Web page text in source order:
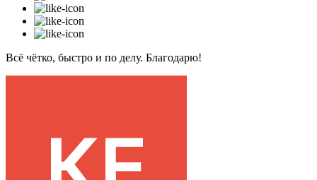
Всё чётко, быстро и по делу. Благодарю!